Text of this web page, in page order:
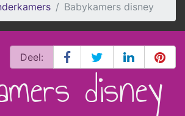
Babykamers disney
Deel:
disney